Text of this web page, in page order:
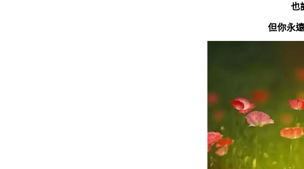
也
但你永